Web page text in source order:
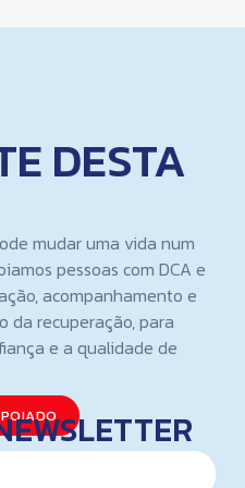
DESTA
mudar uma vida num
pessoas com DCA e
acompanhamento e
da recuperação, para
e a qualidade de